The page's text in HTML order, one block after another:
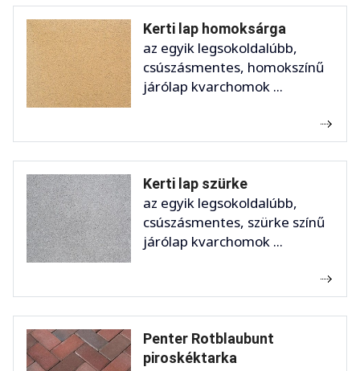
Kerti lap homoksárga
az egyik legsokoldalúbb,
csúszásmentes, homokszínű
járólap kvarchomok ...
Kerti lap szürke
az egyik legsokoldalúbb,
csúszásmentes, szürke színű
járólap kvarchomok ...
Penter Rotblaubunt
piroskéktarka